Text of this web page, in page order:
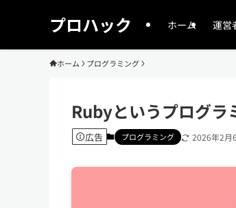
プロハック ホーム 運営
ホーム プログラミング
Rubyというプログラ
広告 プログラミング 2026年2月